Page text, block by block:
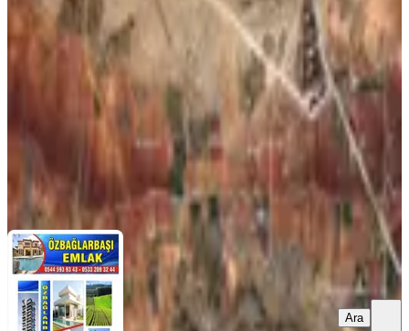
Gaziantep, Şahinbey
6076 m²
2.551/m² 02.08.2025
15.500.000 ₺
ÖZBAĞLARBAŞI EMLAK
Ara
Ara